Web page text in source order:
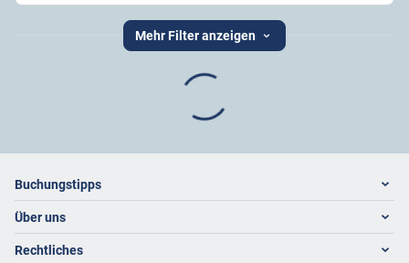
Mehr Filter anzeigen
Footer navigation
Buchungstipps
Warum im Reisebüro buchen
Hoteltipps
Über uns
Kontakt
Rechtliches